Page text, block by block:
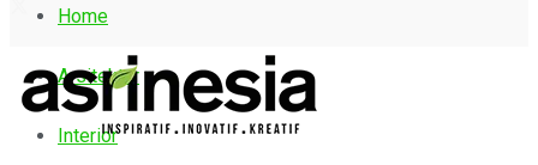
Home
Arsitektur
Interior